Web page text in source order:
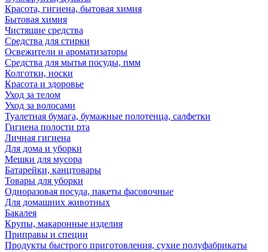
Красота, гигиена, бытовая химия
Бытовая химия
Чистящие средства
Средства для стирки
Освежители и ароматизаторы
Средства для мытья посуды, пмм
Колготки, носки
Красота и здоровье
Уход за телом
Уход за волосами
Туалетная бумага, бумажные полотенца, салфетки
Гигиена полости рта
Личная гигиена
Для дома и уборки
Мешки для мусора
Батарейки, канцтовары
Товары для уборки
Одноразовая посуда, пакеты фасовочные
Для домашних животных
Бакалея
Крупы, макаронные изделия
Приправы и специи
Продукты быстрого приготовления, сухие полуфабрикаты